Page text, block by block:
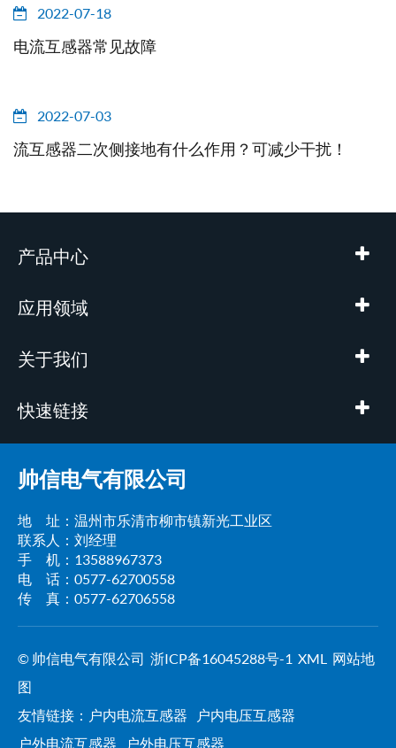
2022-07-18
电流互感器常见故障
2022-07-03
流互感器二次侧接地有什么作用？可减少干扰！
产品中心
应用领域
关于我们
快速链接
帅信电气有限公司
地 址：温州市乐清市柳市镇新光工业区
联系人：刘经理
手 机：13588967373
电 话：0577-62700558
传 真：0577-62706558
© 帅信电气有限公司 浙ICP备16045288号-1 XML
网站地
图
友情链接： 户内电流互感器
户内电压互感器
户外电流互感器
户外电压互感器